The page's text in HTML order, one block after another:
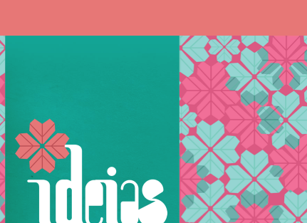
Ideias de Fim de Semana